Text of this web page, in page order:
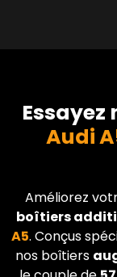
Audi
Améliorez
boîtiers
A5. Conçus
nos boîtiers